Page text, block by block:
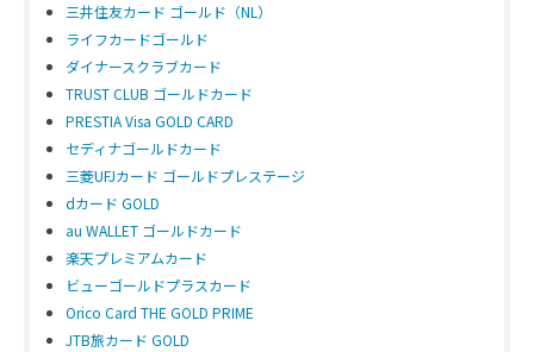
三井住友カード ゴールド（NL）
ライフカードゴールド
ダイナースクラブカード
TRUST CLUB ゴールドカード
PRESTIA Visa GOLD CARD
セディナゴールドカード
三菱UFJカード ゴールドプレステージ
dカード GOLD
au WALLET ゴールドカード
楽天プレミアムカード
ビューゴールドプラスカード
Orico Card THE GOLD PRIME
JTB旅カード GOLD